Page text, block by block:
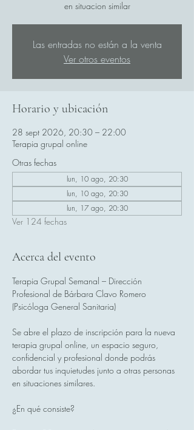
en situacion similar
Las entradas no están a la venta
Ver otros eventos
Horario y ubicación
28 sept 2026, 20:30 – 22:00
Terapia grupal online
Otras fechas
lun, 10 ago, 20:30
lun, 10 ago, 20:30
lun, 17 ago, 20:30
Ver 124 fechas
Acerca del evento
Terapia Grupal Semanal – Dirección
Profesional de Bárbara Clavo Romero
(Psicóloga General Sanitaria)
Se abre el plazo de inscripción para la nueva
terapia grupal online, un espacio seguro,
confidencial y profesional donde podrás
abordar tus inquietudes junto a otras personas
en situaciones similares.
¿En qué consiste?